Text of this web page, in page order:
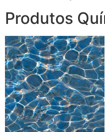
Produtos